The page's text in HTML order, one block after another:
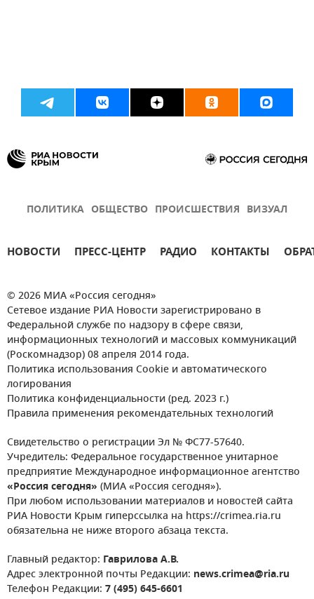
ПОЛИТИКА ОБЩЕСТВО ПРОИСШЕСТВИЯ ВИЗУАЛ
НОВОСТИ ПРЕСС-ЦЕНТР РАДИО КОНТАКТЫ
© 2026 МИА «Россия сегодня»
Сетевое издание РИА Новости зарегистрировано в
Федеральной службе по надзору в сфере связи,
информационных технологий и массовых коммуникаций
(Роскомнадзор) 08 апреля 2014 года.
Политика использования Cookie и автоматического
логирования
Политика конфиденциальности (ред. 2023 г.)
Правила применения рекомендательных технологий
Свидетельство о регистрации Эл № ФС77-57640.
Учредитель: Федеральное государственное унитарное
предприятие Международное информационное агентство
«Россия сегодня» (МИА «Россия сегодня»).
При любом использовании материалов и новостей сайта
РИА Новости Крым гиперссылка на https://crimea.ria.ru
обязательна не ниже второго абзаца текста.
Главный редактор: Гаврилова А.В.
Адрес электронной почты Редакции: news.crimea@ria.ru
Телефон Редакции: 7 (495) 645-6601